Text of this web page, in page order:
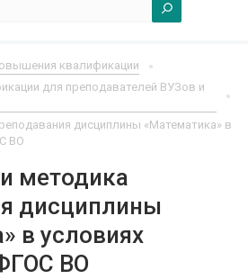
квалификации
для преподавателей ВУЗов и
дисциплины «Математика» в
ВО
методика
дисциплины
в условиях
ВО